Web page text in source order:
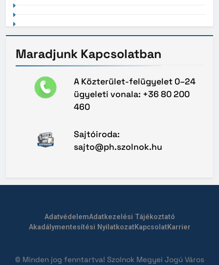
Maradjunk Kapcsolatban
A Közterület-felügyelet 0–24
ügyeleti vonala: +36 80 200
460
Sajtóiroda:
sajto@ph.szolnok.hu
AdatvédelemAdatkezelési Tájékoztató
Akadálymentesítési NyilatkozatKapcsolatKarrier
© Minden jog fenntartva! Szolnok Megyei Jogú Város